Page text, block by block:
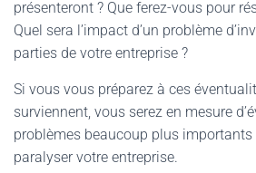
présenteront ? Que ferez-vous pour
Quel sera l’impact d’un problème
parties de votre entreprise ?
Si vous vous préparez à ces
surviennent, vous serez en mesure
problèmes beaucoup plus
paralyser votre entreprise.